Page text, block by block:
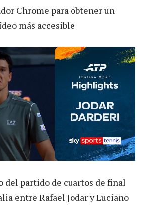
Chrome para obtener un
más accesible
del partido de cuartos de final
entre Rafael Jodar y Luciano